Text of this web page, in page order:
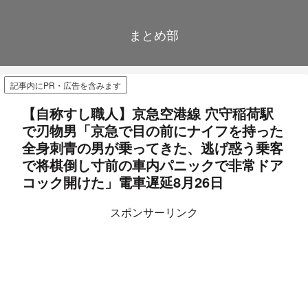
まとめ部
記事内にPR・広告を含みます
【自称すし職人】京急空港線 穴守稲荷駅
で刃物男「京急で目の前にナイフを持った
全身刺青の男が乗ってきた、逃げ惑う乗客
で将棋倒し寸前の車内パニックで非常ドア
コック開けた」電車遅延8月26日
スポンサーリンク